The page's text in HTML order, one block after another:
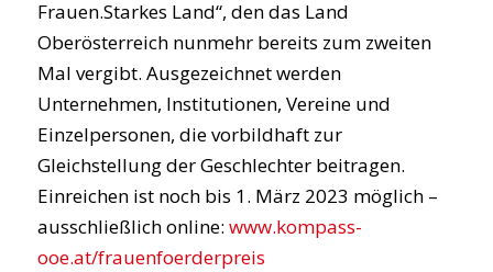
Frauen.Starkes Land“, den das Land
Oberösterreich nunmehr bereits zum zweiten
Mal vergibt. Ausgezeichnet werden
Unternehmen, Institutionen, Vereine und
Einzelpersonen, die vorbildhaft zur
Gleichstellung der Geschlechter beitragen.
Einreichen ist noch bis 1. März 2023 möglich –
ausschließlich online: www.kompass-
ooe.at/frauenfoerderpreis